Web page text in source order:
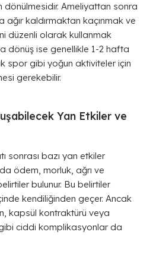
dönülmesidir. Ameliyattan sonra
kaldırmaktan kaçınmak ve
düzenli olarak kullanmak
dönüş ise genellikle 1-2 hafta
spor gibi yoğun aktiviteler için
gerekebilir.
Yan Etkiler ve
sonrası bazı yan etkiler
ödem, morluk, ağrı ve
bulunur. Bu belirtiler
kendiliğinden geçer. Ancak
kapsül kontraktürü veya
ciddi komplikasyonlar da